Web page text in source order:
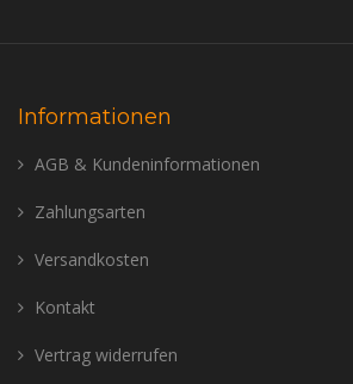
Informationen
AGB & Kundeninformationen
Zahlungsarten
Versandkosten
Kontakt
Vertrag widerrufen